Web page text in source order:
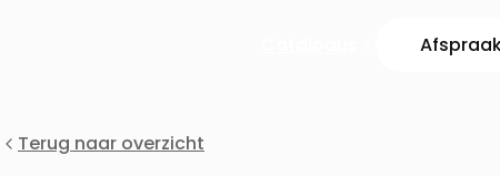
Terug naar overzicht